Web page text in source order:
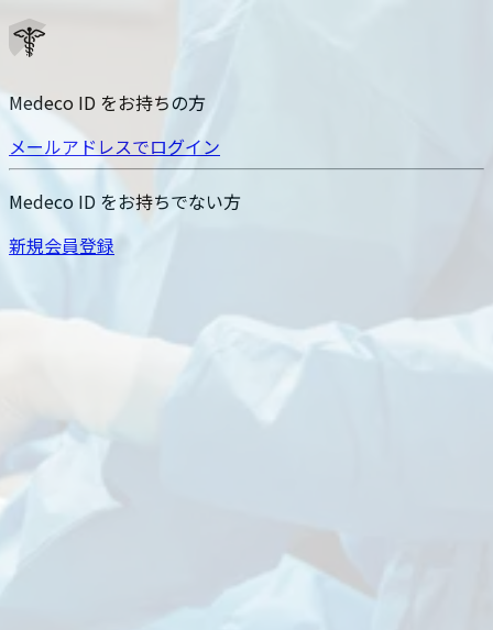
Medeco ID をお持ちの方
メールアドレスでログイン
Medeco ID をお持ちでない方
新規会員登録